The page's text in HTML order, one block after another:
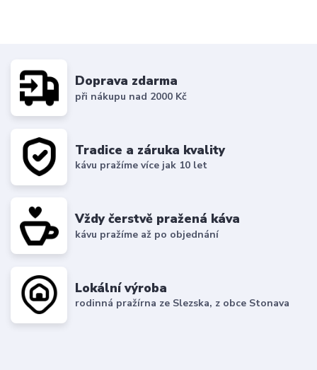
Doprava zdarma
při nákupu nad 2000 Kč
Tradice a záruka kvality
kávu pražíme více jak 10 let
Vždy čerstvě pražená káva
kávu pražíme až po objednání
Lokální výroba
rodinná pražírna ze Slezska, z obce Stonava